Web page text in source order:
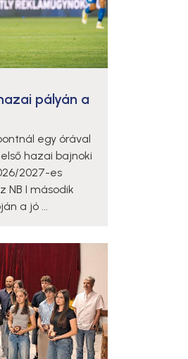
pályán a
egy órával
hazai bajnoki
2027-es
NB I második
a jó ...